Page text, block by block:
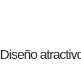
Diseño